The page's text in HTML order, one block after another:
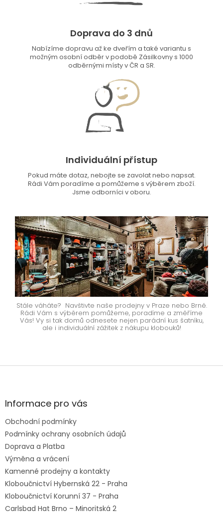
Doprava do 3 dnů
Nabízíme dopravu až ke dveřím a také variantu s
možným osobní odběr v podobě Zásilkovny s 1000
odběrnými místy v ČR a SR.
Individuální přístup
Pokud máte dotaz, nebojte se zavolat nebo napsat.
Rádi Vám poradíme a pomůžeme s výběrem zboží.
Jsme odborníci v oboru.
Stále váháte? Navštivte naše prodejny v Praze nebo Brně.
Rádi Vám s výběrem pomůžeme, poradíme a změříme
Vás! Vy si tak domů odnesete nejen parádní kus šatníku,
ale i individuální zážitek z nákupu klobouků!
Z
aInformace pro vás
Obchodní podmínky
Podmínky ochrany osobních údajů
Doprava a Platba
Výměna a vrácení
Kamenné prodejny a kontakty
Kloboučnictví Hybernská 22 - Praha
Kloboučnictví Korunní 37 - Praha
Carlsbad Hat Brno – Minoritská 2